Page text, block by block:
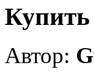
Автор: